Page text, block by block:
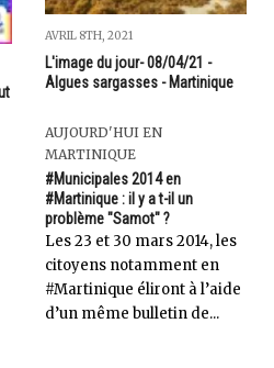
AVRIL 8TH, 2021
L'image du jour- 08/04/21 -
Algues sargasses - Martinique
AUJOURD'HUI EN
MARTINIQUE
#Municipales 2014 en
#Martinique : il y a t-il un
problème "Samot" ?
Les 23 et 30 mars 2014, les
citoyens notamment en
#Martinique éliront à l’aide
d’un même bulletin de...